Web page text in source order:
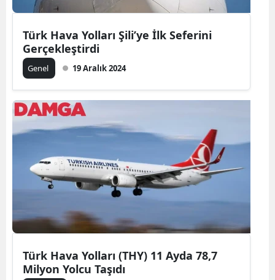
Türk Hava Yolları Şili’ye İlk Seferini
Gerçekleştirdi
Genel 19 Aralık 2024
Türk Hava Yolları (THY) 11 Ayda 78,7
Milyon Yolcu Taşıdı